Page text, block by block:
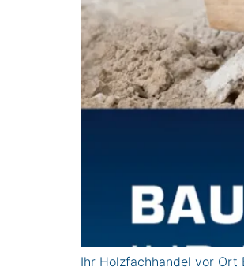
Ihr Holzfachhandel vor Ort